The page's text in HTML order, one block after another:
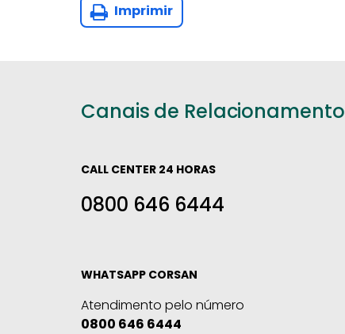
Imprimir
Canais de Relacionamento
CALL CENTER 24 HORAS
0800 646 6444
WHATSAPP CORSAN
Atendimento pelo número
0800 646 6444